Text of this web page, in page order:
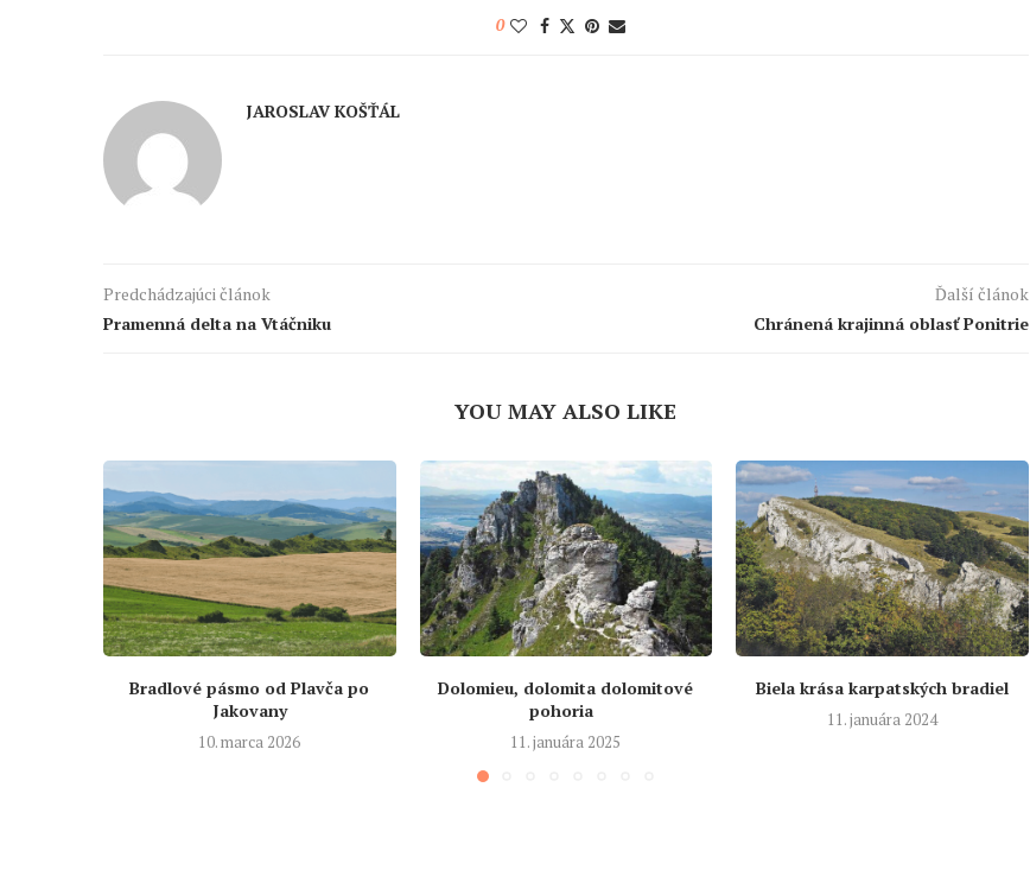
0
JAROSLAV KOŠŤÁL
Predchádzajúci článok
Pramenná delta na Vtáčniku
Ďalší článok
Chránená krajinná oblasť Ponitrie
YOU MAY ALSO LIKE
Bradlové pásmo od Plavča po
Jakovany
10. marca 2026
Dolomieu, dolomita dolomitové
pohoria
11. januára 2025
Biela krása karpatských bradiel
11. januára 2024